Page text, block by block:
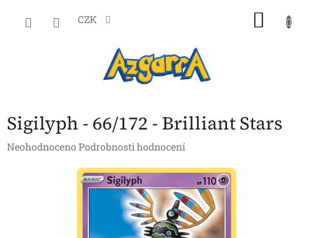
CZK
Sigilyph - 66/172 - Brilliant Stars
Průměrné
Neohodnoceno Podrobnosti hodnocení